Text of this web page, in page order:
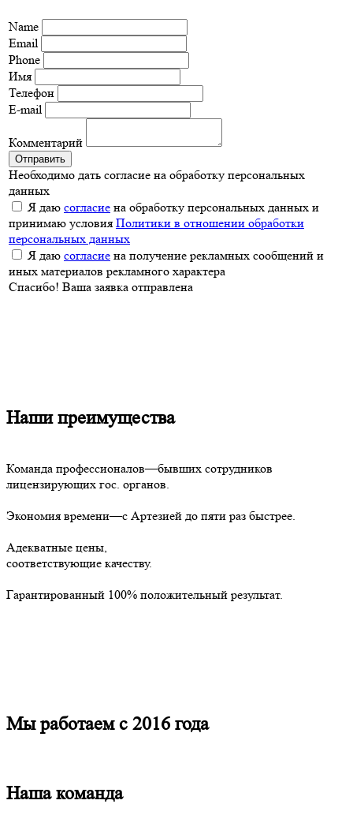
Name
Email
Phone
Имя
Телефон
E-mail
Комментарий
Отправить
Необходимо дать согласие на обработку персональных
данных
Я даю согласие на обработку персональных данных и
принимаю условия Политики в отношении обработки
персональных данных
Я даю согласие на получение рекламных сообщений и
иных материалов рекламного характера
Спасибо! Ваша заявка отправлена
Наши преимущества
Команда профессионалов—бывших сотрудников
лицензирующих гос. органов.
Экономия времени—с Артезией до пяти раз быстрее.
Адекватные цены,
соответствующие качеству.
Гарантированный 100% положительный результат.
Мы работаем с 2016 года
Наша команда